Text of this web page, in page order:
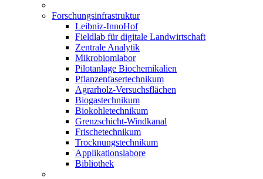
Forschungsinfrastruktur
Leibniz-InnoHof
Fieldlab für digitale Landwirtschaft
Zentrale Analytik
Mikrobiomlabor
Pilotanlage Biochemikalien
Pflanzenfasertechnikum
Agrarholz-Versuchsflächen
Biogastechnikum
Biokohletechnikum
Grenzschicht-Windkanal
Frischetechnikum
Trocknungstechnikum
Applikationslabore
Bibliothek